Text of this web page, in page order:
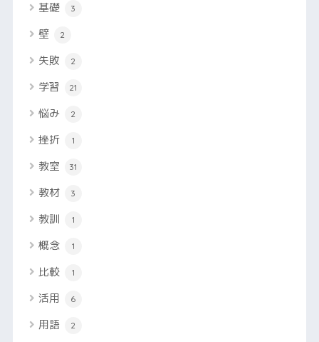
基礎 3
壁 2
失敗 2
学習 21
悩み 2
挫折 1
教室 31
教材 3
教訓 1
概念 1
比較 1
活用 6
用語 2